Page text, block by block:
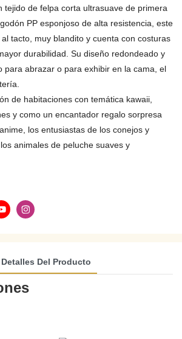
tejido de felpa corta ultrasuave de primera
PP esponjoso de alta resistencia, este
tacto, muy blandito y cuenta con costuras
durabilidad. Su diseño redondeado y
para abrazar o para exhibir en la cama, el
de habitaciones con temática kawaii,
y como un encantador regalo sorpresa
los entusiastas de los conejos y
animales de peluche suaves y
Detalles Del Producto